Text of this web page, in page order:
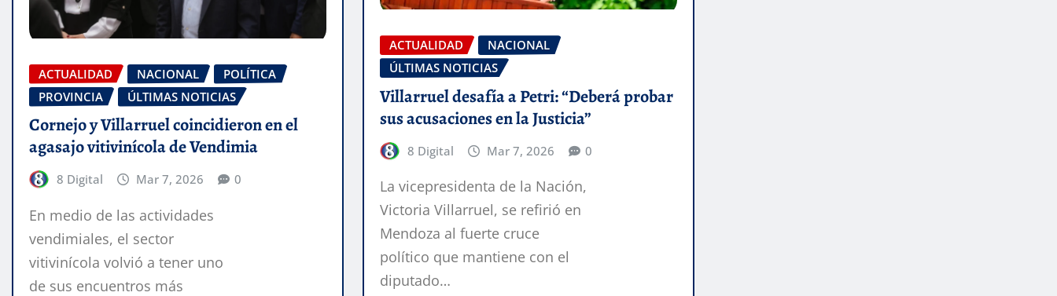
ACTUALIDAD NACIONAL
POLÍTICA
PROVINCIA
ÚLTIMAS NOTICIAS
Cornejo y Villarruel coincidieron en el
agasajo vitivinícola de Vendimia
8 Digital Mar 7, 2026 0
En medio de las actividades
vendimiales, el sector
vitivinícola volvió a tener uno
de sus encuentros más
ACTUALIDAD
NACIONAL
ÚLTIMAS NOTICIAS
Villarruel desafía a Petri: “Deberá probar
sus acusaciones en la Justicia”
8 Digital Mar 7, 2026 0
La vicepresidenta de la Nación,
Victoria Villarruel, se refirió en
Mendoza al fuerte cruce
político que mantiene con el
diputado…